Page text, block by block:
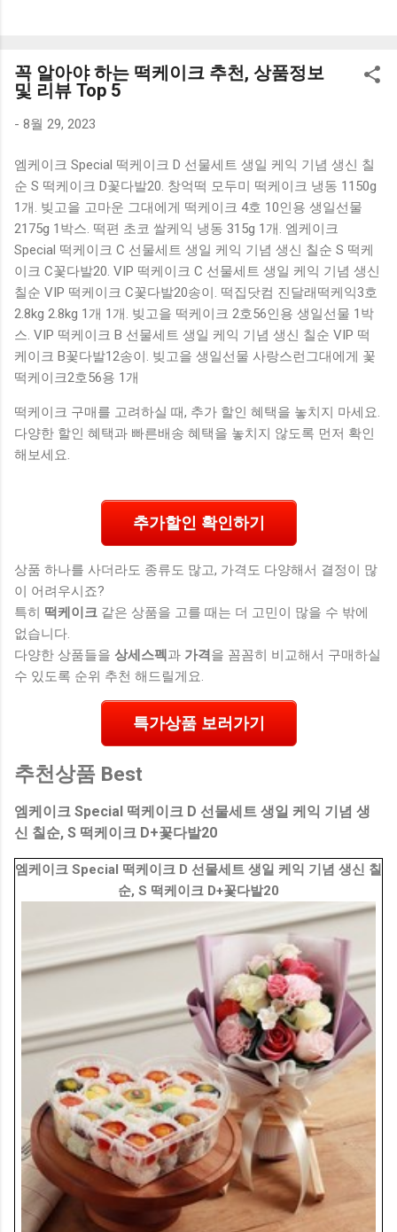
혜택을 놓치지 마세요. 다양한 할인 혜택과 빠른배송 혜택을 놓
치지 않도록 먼저 확인해보세요. 추가할인 확인하기 상품 하나
를 사더라도 종류도 많고, 가격도 다양해서 결정이 많이 어려우
많을 수 밖에 없습니다. 다양한 상품들을 상세스펙 과 가격 을
꼼꼼히 비교해서 구매하실 수 있도록 순위 추천 해드릴게요. 특
가상품 보러가기 추천상품 Best 유니콘 멀티페어링 스마트폰
태블릿 거치형 저소음 블루투스 키보드, BK-500SB, 일반형, 블
랙 유니콘 멀티페어링 스마트폰 태...
꼭 알아야 하는 떡케이크 추천, 상품정보
및 리뷰 Top 5
- 8월 29, 2023
엠케이크 Special 떡케이크 D 선물세트 생일 케익 기념 생신 칠
순 S 떡케이크 D꽃다발20. 창억떡 모두미 떡케이크 냉동 1150g
1개. 빚고을 고마운 그대에게 떡케이크 4호 10인용 생일선물
2175g 1박스. 떡편 초코 쌀케익 냉동 315g 1개. 엠케이크
Special 떡케이크 C 선물세트 생일 케익 기념 생신 칠순 S 떡케
이크 C꽃다발20. VIP 떡케이크 C 선물세트 생일 케익 기념 생신
칠순 VIP 떡케이크 C꽃다발20송이. 떡집닷컴 진달래떡케익3호
2.8kg 2.8kg 1개 1개. 빚고을 떡케이크 2호56인용 생일선물 1박
스. VIP 떡케이크 B 선물세트 생일 케익 기념 생신 칠순 VIP 떡
케이크 B꽃다발12송이. 빚고을 생일선물 사랑스런그대에게 꽃
떡케이크2호56용 1개
떡케이크 구매를 고려하실 때, 추가 할인 혜택을 놓치지 마세요.
다양한 할인 혜택과 빠른배송 혜택을 놓치지 않도록 먼저 확인
해보세요.
추가할인 확인하기
상품 하나를 사더라도 종류도 많고, 가격도 다양해서 결정이 많
이 어려우시죠?
특히 떡케이크 같은 상품을 고를 때는 더 고민이 많을 수 밖에
없습니다.
다양한 상품들을 상세스펙 과 가격 을 꼼꼼히 비교해서 구매하실
수 있도록 순위 추천 해드릴게요.
특가상품 보러가기
추천상품 Best
엠케이크 Special 떡케이크 D 선물세트 생일 케익 기념 생
신 칠순, S 떡케이크 D+꽃다발20
엠케이크 Special 떡케이크 D 선물세트 생일 케익 기념 생신 칠
순, S 떡케이크 D+꽃다발20